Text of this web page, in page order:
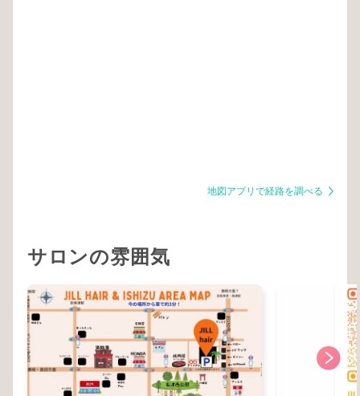
地図アプリで経路を調べる
サロンの雰囲気